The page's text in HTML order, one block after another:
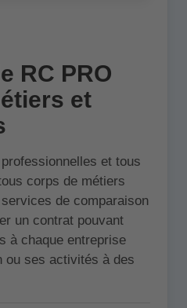
RC PRO
et
et tous
corps de métiers
de comparaison
un contrat pouvant
à chaque entreprise
ou ses activités à des